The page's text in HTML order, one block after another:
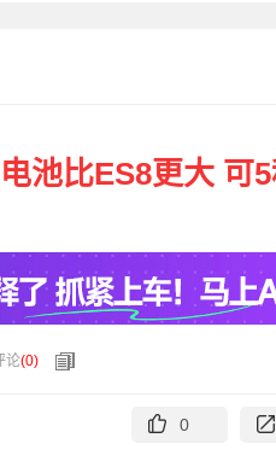
池比ES8更大 可
论(0)
0